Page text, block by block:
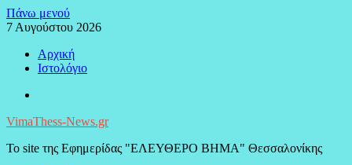
Μεταπηδήστε
στο
Πάνω μενού
7 Αυγούστου 2026
Αρχική
Ιστολόγιο
VimaThess-News.gr
Το site της Εφημερίδας "ΕΛΕΥΘΕΡΟ ΒΗΜΑ" Θεσσαλονίκης